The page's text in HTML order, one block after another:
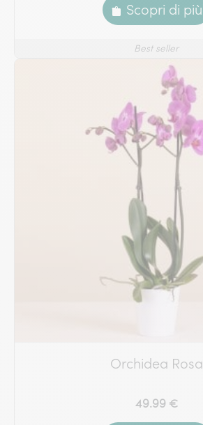
Scopri di più
Best seller
Orchidea Rosa
49.99 €